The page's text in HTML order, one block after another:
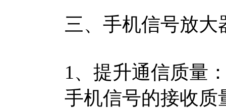
三、手机信号放大
1、提升通信质量
手机信号的接收质